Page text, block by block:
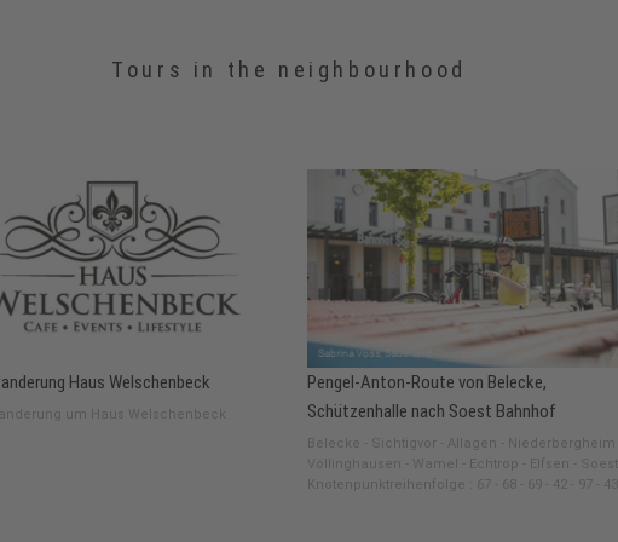
Tours in the neighbourhood
Haus Welschenbeck
um Haus Welschenbeck
Pengel-Anton-Route von Belecke,
Schützenhalle nach Soest Bahnhof
Belecke - Sichtigvor - Allagen - Niederbergheim -
Völlinghausen - Wamel - Echtrop - Elfsen - Soest
Knotenpunktreihenfolge : 67 - 68 - 69 - 42 - 97 - 43